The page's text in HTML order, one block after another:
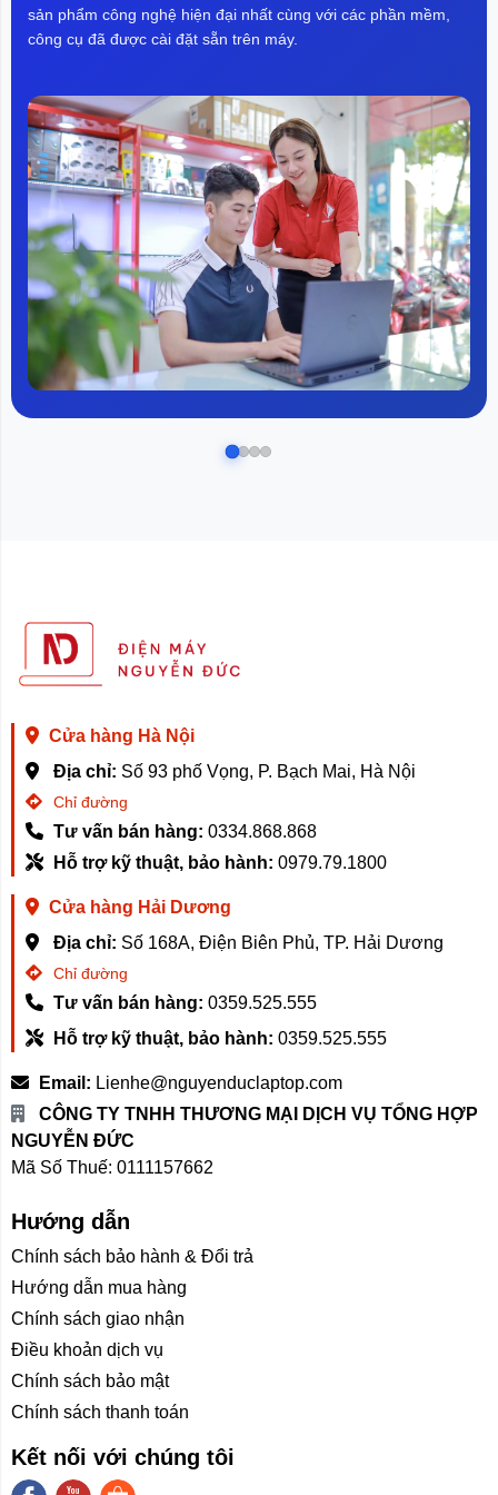
sản phẩm công nghệ hiện đại nhất cùng với các phần mềm,
công cụ đã được cài đặt sẵn trên máy.
Cửa hàng Hà Nội
Địa chỉ: Số 93 phố Vọng, P. Bạch Mai, Hà Nội
Chỉ đường
Tư vấn bán hàng: 0334.868.868
Hỗ trợ kỹ thuật, bảo hành: 0979.79.1800
Cửa hàng Hải Dương
Địa chỉ: Số 168A, Điện Biên Phủ, TP. Hải Dương
Chỉ đường
Tư vấn bán hàng: 0359.525.555
Hỗ trợ kỹ thuật, bảo hành: 0359.525.555
Email: Lienhe@nguyenduclaptop.com
CÔNG TY TNHH THƯƠNG MẠI DỊCH VỤ TỔNG HỢP
NGUYỄN ĐỨC
Mã Số Thuế: 0111157662
Hướng dẫn
Chính sách bảo hành & Đổi trả
Hướng dẫn mua hàng
Chính sách giao nhận
Điều khoản dịch vụ
Chính sách bảo mật
Chính sách thanh toán
Kết nối với chúng tôi